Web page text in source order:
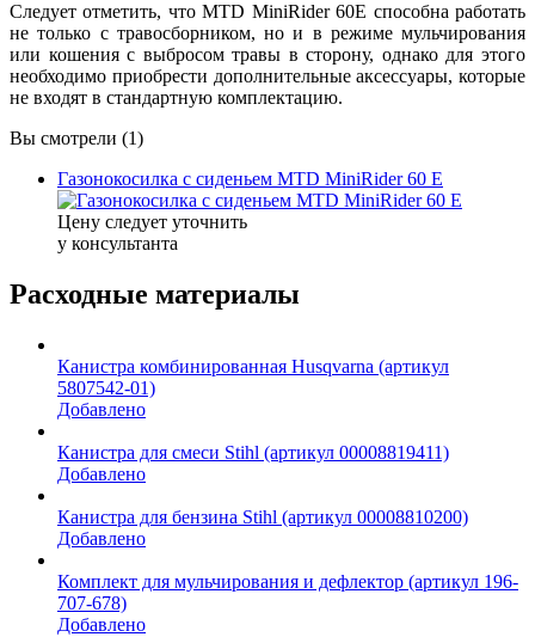
Следует отметить, что MTD MiniRider 60E способна работать
не только с травосборником, но и в режиме мульчирования
или кошения с выбросом травы в сторону, однако для этого
необходимо приобрести дополнительные аксессуары, которые
не входят в стандартную комплектацию.
Вы смотрели (1)
Газонокосилка с сиденьем MTD MiniRider 60 E
Цену следует уточнить
у консультанта
Расходные материалы
Канистра комбинированная Husqvarna (артикул
5807542-01)
Добавлено
Канистра для смеси Stihl (артикул 00008819411)
Добавлено
Канистра для бензина Stihl (артикул 00008810200)
Добавлено
Комплект для мульчирования и дефлектор (артикул 196-
707-678)
Добавлено